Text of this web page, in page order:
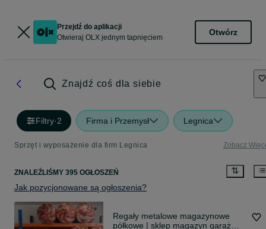
Przejdź do aplikacji
Otwieraj OLX jednym tapnięciem
Otwórz
Znajdź coś dla siebie
Filtry·2 Firma i Przemysł Legnica
Sprzęt i wyposażenie dla firm Legnica Zobacz
ZNALEŹLIŚMY 395 OGŁOSZEŃ
Jak pozycjonowane są ogłoszenia?
Regały metalowe magazynowe
półkowe | sklep magazyn garaż